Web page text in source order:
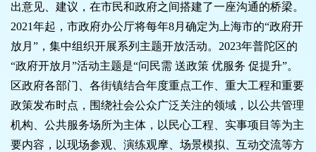
出意见、建议，在市民和政府之间搭建了一座沟通的桥梁。
2021年起，市政府办公厅将每年8月确定为上海市的“政府开
放月”，集中组织开展系列主题开放活动。2023年普陀区的
“政府开放月”活动主题是“问民需 送政策 优服务 促提升”。
区政府各部门、各街镇结合年度重点工作、重大工程和重要
政策发布时点，围绕社会公众广泛关注的领域，以公共管理
机构、公共服务场所为主体，以民心工程、实事项目等为主
要内容，以现场参观、演练观摩、场景模拟、互动交流等方